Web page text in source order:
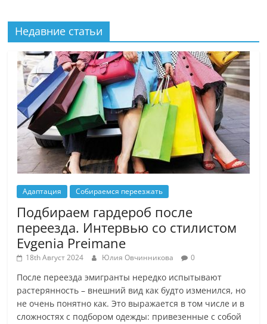
Недавние статьи
Адаптация Собираемся переезжать
Подбираем гардероб после
переезда. Интервью со стилистом
Evgenia Preimane
18th Август 2024 Юлия Овчинникова 0
После переезда эмигранты нередко испытывают
растерянность – внешний вид как будто изменился, но
не очень понятно как. Это выражается в том числе и в
сложностях с подбором одежды: привезенные с собой